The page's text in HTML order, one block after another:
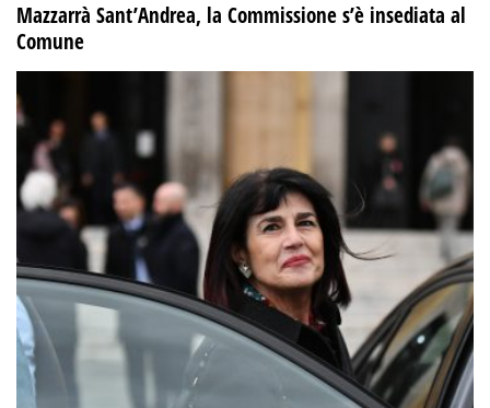
Mazzarrà Sant’Andrea, la Commissione s’è insediata al
Comune